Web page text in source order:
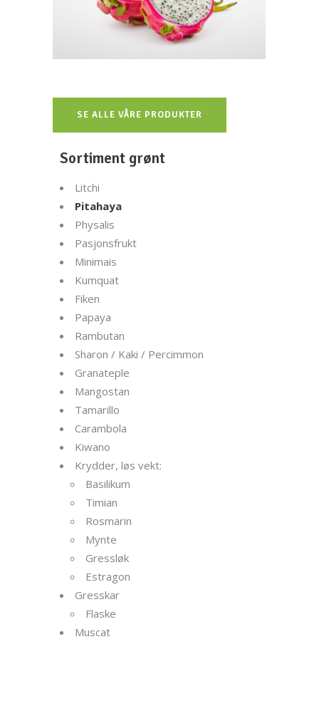
SE ALLE VÅRE PRODUKTER
Sortiment grønt
Litchi
Pitahaya
Physalis
Pasjonsfrukt
Minimais
Kumquat
Fiken
Papaya
Rambutan
Sharon / Kaki / Percimmon
Granateple
Mangostan
Tamarillo
Carambola
Kiwano
Krydder, løs vekt:
Basilikum
Timian
Rosmarin
Mynte
Gressløk
Estragon
Gresskar
Flaske
Muscat